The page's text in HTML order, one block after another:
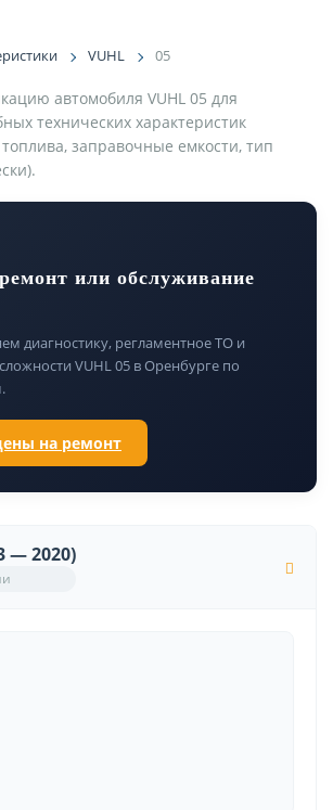
VUHL 05
автомобиля VUHL 05 для
технических характеристик
заправочные емкости, тип
или обслуживание
диагностику, регламентное ТО и
VUHL 05 в Оренбурге по
на ремонт
— 2020)